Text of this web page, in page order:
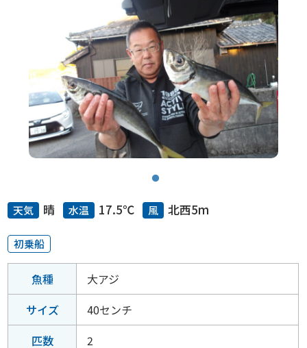
天気 晴 水温 17.5℃ 風 北西5m
初乗船
魚種
大アジ
サイズ
40センチ
匹数
2